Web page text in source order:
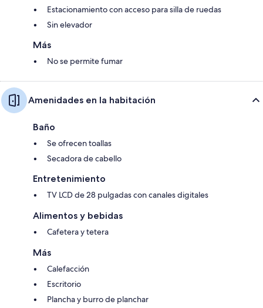
Estacionamiento con acceso para silla de ruedas
Sin elevador
Más
No se permite fumar
Amenidades en la habitación
Baño
Se ofrecen toallas
Secadora de cabello
Entretenimiento
TV LCD de 28 pulgadas con canales digitales
Alimentos y bebidas
Cafetera y tetera
Más
Calefacción
Escritorio
Plancha y burro de planchar